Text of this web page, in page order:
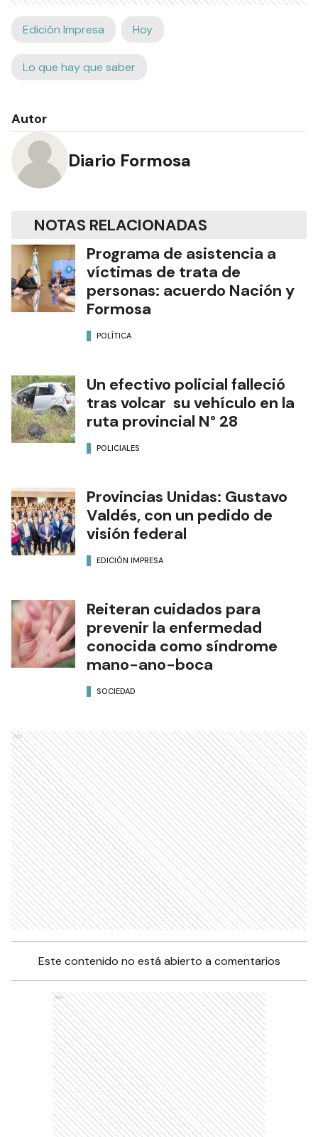
Edición Impresa Hoy
Lo que hay que saber
Autor
Diario Formosa
NOTAS RELACIONADAS
Programa de asistencia a
víctimas de trata de
personas: acuerdo Nación y
Formosa
POLÍTICA
Un efectivo policial falleció
tras volcar su vehículo en la
ruta provincial N° 28
POLICIALES
Provincias Unidas: Gustavo
Valdés, con un pedido de
visión federal
EDICIÓN IMPRESA
Reiteran cuidados para
prevenir la enfermedad
conocida como síndrome
mano-ano-boca
SOCIEDAD
Ads
Este contenido no está abierto a comentarios
Ads